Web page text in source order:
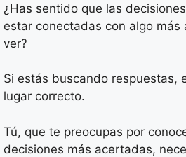
¿Has sentido que las
estar conectadas con algo más
ver?
Si estás buscando respuestas,
lugar correcto.
Tú, que te preocupas por
decisiones más acertadas,